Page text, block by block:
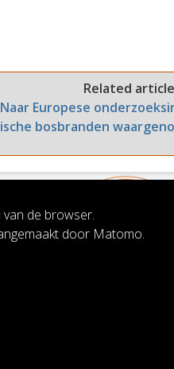
Related
Naar Europese
bosbranden
de browser.
door Matomo.